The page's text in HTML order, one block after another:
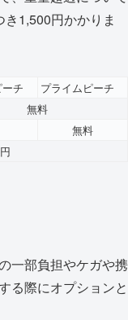
1,500円かかりま
チ
プライムピーチ
無料
無料
一部負担やケガや携
る際にオプションと